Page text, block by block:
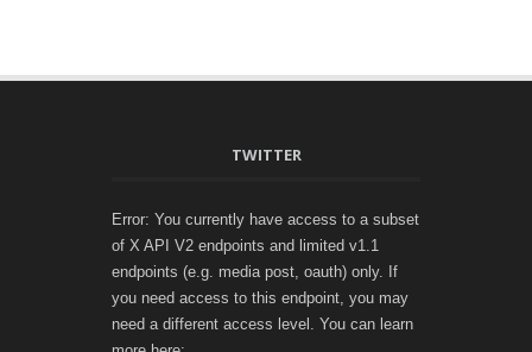
TWITTER
Error: You currently have access to a subset
of X API V2 endpoints and limited v1.1
endpoints (e.g. media post, oauth) only. If
you need access to this endpoint, you may
need a different access level. You can learn